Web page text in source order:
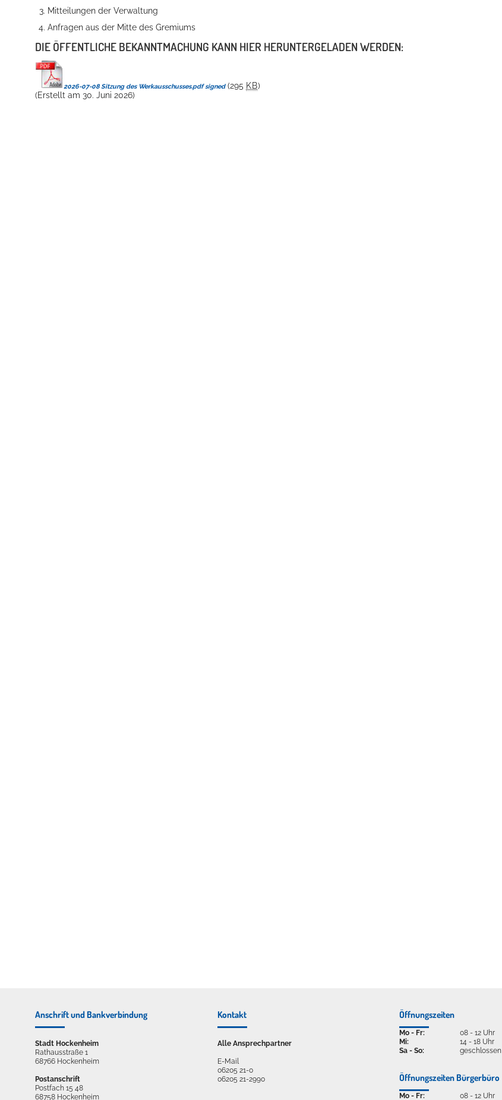
Mitteilungen der Verwaltung
Anfragen aus der Mitte des Gremiums
DIE ÖFFENTLICHE BEKANNTMACHUNG KANN HIER HERUNTERGELADEN WERDEN:
2026-07-08 Sitzung des Werkausschusses.pdf signed (295 KB)
(Erstellt am 30. Juni 2026)
Anschrift und Bankverbindung
Stadt Hockenheim
Rathausstraße 1
68766 Hockenheim
Postanschrift
Postfach 15 48
68758 Hockenheim
Kontakt
Alle Ansprechpartner
E-Mail
06205 21-0
06205 21-2990
Öffnungszeiten
Mo - Fr:
Mi:
Sa - So:
08 - 12 Uhr
14 - 18 Uhr
geschlossen
Öffnungszeiten Bürgerbüro
Mo - Fr:
08 - 12 Uhr